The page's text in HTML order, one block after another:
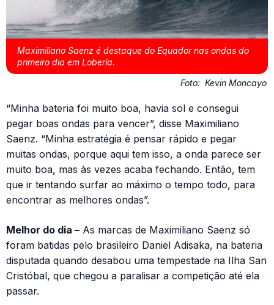
Maximiliano Saenz é destaque do Equador nas ondas do
primeiro dia em Lobería.
Foto: Kevin Moncayo
“Minha bateria foi muito boa, havia sol e consegui
pegar boas ondas para vencer”, disse Maximiliano
Saenz. “Minha estratégia é pensar rápido e pegar
muitas ondas, porque aqui tem isso, a onda parece ser
muito boa, mas às vezes acaba fechando. Então, tem
que ir tentando surfar ao máximo o tempo todo, para
encontrar as melhores ondas”.
Melhor do dia – As marcas de Maximiliano Saenz só
foram batidas pelo brasileiro Daniel Adisaka, na bateria
disputada quando desabou uma tempestade na Ilha San
Cristóbal, que chegou a paralisar a competição até ela
passar.